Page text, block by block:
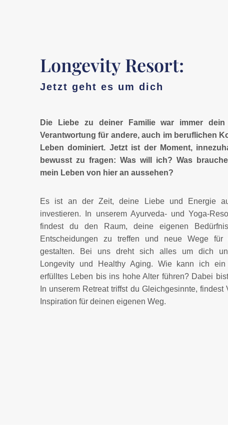
Longevity Resort:
Jetzt geht es um dich
Die Liebe zu deiner Familie war immer dein
Verantwortung für andere, auch im beruflichen
Leben dominiert. Jetzt ist der Moment,
bewusst zu fragen: Was will ich? Was
mein Leben von hier an aussehen?
Es ist an der Zeit, deine Liebe und Energie
investieren. In unserem Ayurveda- und Yoga-
findest du den Raum, deine eigenen
Entscheidungen zu treffen und neue Wege
gestalten. Bei uns dreht sich alles um dich
Longevity und Healthy Aging. Wie kann ich ein
erfülltes Leben bis ins hohe Alter führen? Dabei
In unserem Retreat triffst du Gleichgesinnte, findest
Inspiration für deinen eigenen Weg.